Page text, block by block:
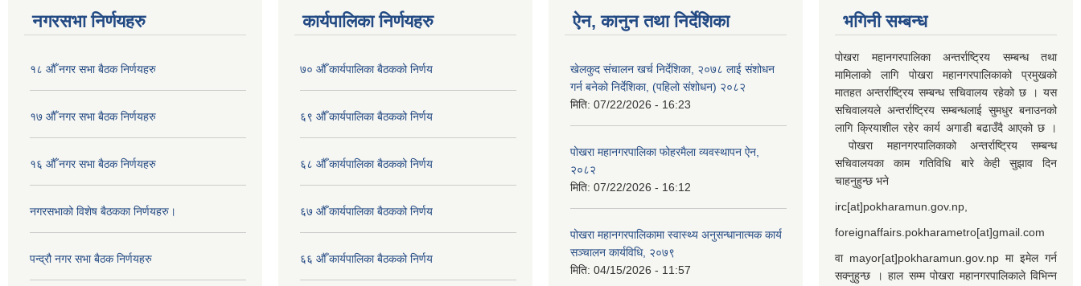
नगरसभा निर्णयहरु
१८ औँ नगर सभा बैठक निर्णयहरु
१७ औँ नगर सभा बैठक निर्णयहरु
१६ औँ नगर सभा बैठक निर्णयहरु
नगरसभाको विशेष बैठकका निर्णयहरु।
पन्द्रौ नगर सभा बैठक निर्णयहरु
कार्यपालिका निर्णयहरु
७० औँ कार्यपालिका बैठकको निर्णय
६९ औँ कार्यपालिका बैठकको निर्णय
६८ औँ कार्यपालिका बैठकको निर्णय
६७ औँ कार्यपालिका बैठकको निर्णय
६६ औँ कार्यपालिका बैठकको निर्णय
ऐन, कानुन तथा निर्देशिका
खेलकुद संचालन खर्च निर्देशिका, २०७८ लाई संशोधन
गर्न बनेको निर्देशिका, (पहिलो संशोधन) २०८२
मिति: 07/22/2026 - 16:23
पोखरा महानगरपालिका फोहरमैला व्यवस्थापन ऐन,
२०८२
मिति: 07/22/2026 - 16:12
पोखरा महानगरपालिकामा स्वास्थ्य अनुसन्धानात्मक कार्य
सञ्चालन कार्यविधि, २०७९
मिति: 04/15/2026 - 11:57
भगिनी सम्बन्ध
पोखरा महानगरपालिका अन्तर्राष्ट्रिय सम्बन्ध तथा
मामिलाको लागि पोखरा महानगरपालिकाको प्रमुखको
मातहत अन्तर्राष्ट्रिय सम्बन्ध सचिवालय रहेको छ । यस
सचिवालयले अन्तर्राष्ट्रिय सम्बन्धलाई सुमधुर बनाउनको
लागि क्रियाशील रहेर कार्य अगाडी बढाउँदै आएको छ ।
पोखरा महानगरपालिकाको अन्तर्राष्ट्रिय सम्बन्ध
सचिवालयका काम गतिविधि बारे केही सुझाव दिन
चाहनुहुन्छ भने
irc[at]pokharamun.gov.np,
foreignaffairs.pokharametro[at]gmail.com
वा mayor[at]pokharamun.gov.np मा इमेल गर्न
सक्नुहुन्छ । हाल सम्म पोखरा महानगरपालिकाले विभिन्न